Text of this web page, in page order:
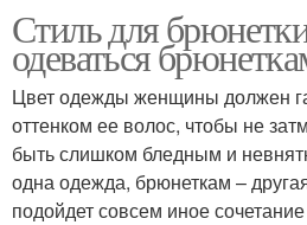
Стиль для
одеваться
Цвет одежды женщины должен
оттенком ее волос, чтобы не
быть слишком бледным и
одна одежда, брюнеткам –
подойдет совсем иное